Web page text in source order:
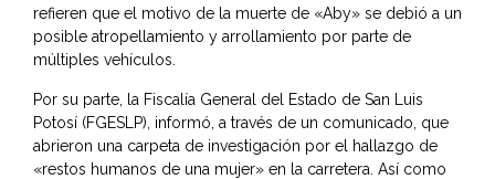
refieren que el motivo de la muerte de «Aby» se debió a un
posible atropellamiento y arrollamiento por parte de
múltiples vehículos.
Por su parte, la Fiscalía General del Estado de San Luis
Potosí (FGESLP), informó, a través de un comunicado, que
abrieron una carpeta de investigación por el hallazgo de
«restos humanos de una mujer» en la carretera. Así como